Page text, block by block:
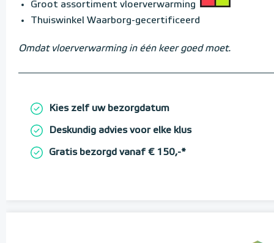
Groot assortiment vloerverwarming
Thuiswinkel Waarborg-gecertificeerd
Omdat vloerverwarming in één keer goed moet.
Kies zelf uw bezorgdatum
Deskundig advies voor elke klus
Gratis bezorgd vanaf € 150,-*